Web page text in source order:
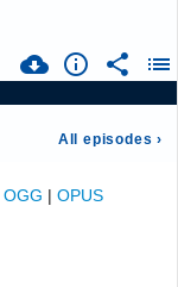
All episodes ›
OGG | OPUS